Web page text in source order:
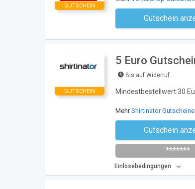
GUTSCHEIN
GutscheinKein
GUTSCHEIN
5 Euro
Bis auf Widerruf
Mindestbestellwert 30
MehrShirtinator Gutscheine
Gutschein
Newsletter des
*******
Einlösebedingungen